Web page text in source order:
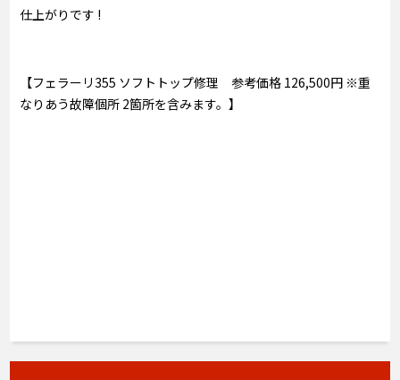
仕上がりです !
【フェラーリ355 ソフトトップ修理 参考価格 126,500円 ※重
なりあう故障個所 2箇所を含みます。】